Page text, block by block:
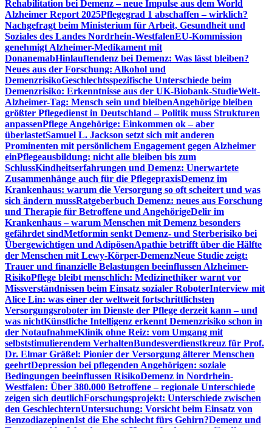
Rehabilitation bei Demenz – neue Impulse aus dem World
Alzheimer Report 2025Pflegegrad 1 abschaffen – wirklich?
Nachgefragt beim Ministerium für Arbeit, Gesundheit und
Soziales des Landes Nordrhein-WestfalenEU-Kommission
genehmigt Alzheimer-Medikament mit
DonanemabHinlauftendenz bei Demenz: Was lässt bleiben?
Neues aus der Forschung: Alkohol und
DemenzrisikoGeschlechtsspezifische Unterschiede beim
Demenzrisiko: Erkenntnisse aus der UK-Biobank-StudieWelt-
Alzheimer-Tag: Mensch sein und bleibenAngehörige bleiben
größter Pflegedienst in Deutschland – Politik muss Strukturen
anpassenPflege Angehörige: Einkommen ok – aber
überlastetSamuel L. Jackson setzt sich mit anderen
Prominenten mit persönlichem Engagement gegen Alzheimer
einPflegeausbildung: nicht alle bleiben bis zum
SchlussKindheitserfahrungen und Demenz: Unerwartete
Zusammenhänge auch für die PflegepraxisDemenz im
Krankenhaus: warum die Versorgung so oft scheitert und was
sich ändern mussRatgeberbuch Demenz: neues aus Forschung
und Therapie für Betroffene und AngehörigeDelir im
Krankenhaus – warum Menschen mit Demenz besonders
gefährdet sindMetformin senkt Demenz- und Sterberisiko bei
Übergewichtigen und AdipösenApathie betrifft über die Hälfte
der Menschen mit Lewy-Körper-DemenzNeue Studie zeigt:
Trauer und finanzielle Belastungen beeinflussen Alzheimer-
RisikoPflege bleibt menschlich: Medizinethiker warnt vor
Missverständnissen beim Einsatz sozialer RoboterInterview mit
Alice Lin: was einer der weltweit fortschrittlichsten
Versorgungsroboter im Dienste der Pflege derzeit kann – und
was nichtKünstliche Intelligenz erkennt Demenzrisiko schon in
der NotaufnahmeKlinik ohne Reiz: vom Umgang mit
selbststimulierendem VerhaltenBundesverdienstkreuz für Prof.
Dr. Elmar Gräßel: Pionier der Versorgung älterer Menschen
geehrtDepression bei pflegenden Angehörigen: soziale
Bedingungen beeinflussen RisikoDemenz in Nordrhein-
Westfalen: Über 380.000 Betroffene – regionale Unterschiede
zeigen sich deutlichForschungsprojekt: Unterschiede zwischen
den GeschlechternUntersuchung: Vorsicht beim Einsatz von
BenzodiazepinenIst die Ehe schlecht fürs Gehirn?Demenz und